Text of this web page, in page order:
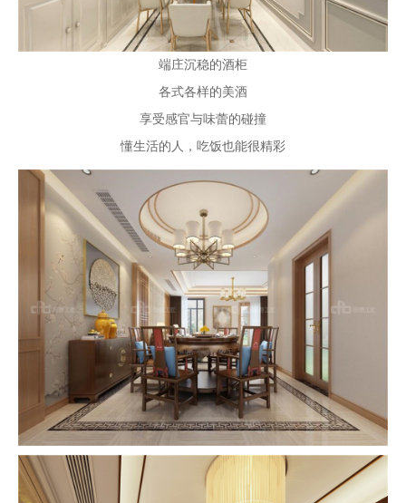
端庄沉稳的酒柜
各式各样的美酒
享受感官与味蕾的碰撞
懂生活的人，吃饭也能很精彩